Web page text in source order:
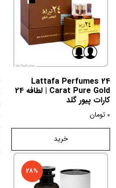
Lattafa Perfumes 24
Carat Pure Gold | لطافه 24
کارات پیور گلد
0 تومان
خرید
28%